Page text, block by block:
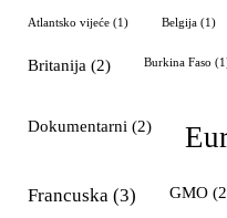
Atlantsko vijeće (1) Belgija (1)
Britanija (2) Burkina Faso
dokumentarni (2)
Francuska (3) GMO